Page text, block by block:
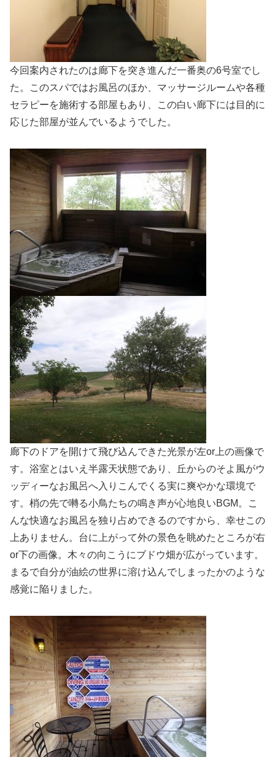
今回案内されたのは廊下を突き進んだ一番奥の6号室でし
た。このスパではお風呂のほか、マッサージルームや各種
セラピーを施術する部屋もあり、この白い廊下には目的に
応じた部屋が並んでいるようでした。
廊下のドアを開けて飛び込んできた光景が左or上の画像で
す。浴室とはいえ半露天状態であり、丘からのそよ風がウ
ッディーなお風呂へ入りこんでくる実に爽やかな環境で
す。梢の先で囀る小鳥たちの鳴き声が心地良いBGM。こ
んな快適なお風呂を独り占めできるのですから、幸せこの
上ありません。台に上がって外の景色を眺めたところが右
or下の画像。木々の向こうにブドウ畑が広がっています。
まるで自分が油絵の世界に溶け込んでしまったかのような
感覚に陥りました。